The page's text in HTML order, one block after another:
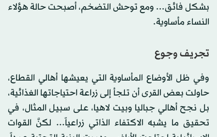
بشكل فائق... ومع توحش التضخم، أصبحت حالة هؤلاء
النساء مأساوية.
تجريف وجوع
وفي ظل الأوضاع المأساوية التي يعيشها أهالي القطاع،
حاولت بعض القرى أن تلجأ إلى زراعة احتياجاتها الغذائية،
بل نجح أهالي جباليا وبيت لاهيا، على سبيل المثال، في
تحقيق ما يشبه الاكتفاء الذاتي زراعياً... لكنَّ القوات